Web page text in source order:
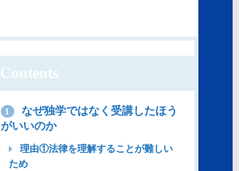
Contents
1
なぜ独学ではなく受講したほう
がいいのか
理由①法律を理解することが難しい
ため